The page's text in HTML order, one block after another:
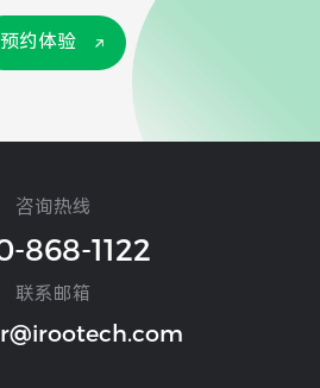
预约体验
咨询热线
868-1122
联系邮箱